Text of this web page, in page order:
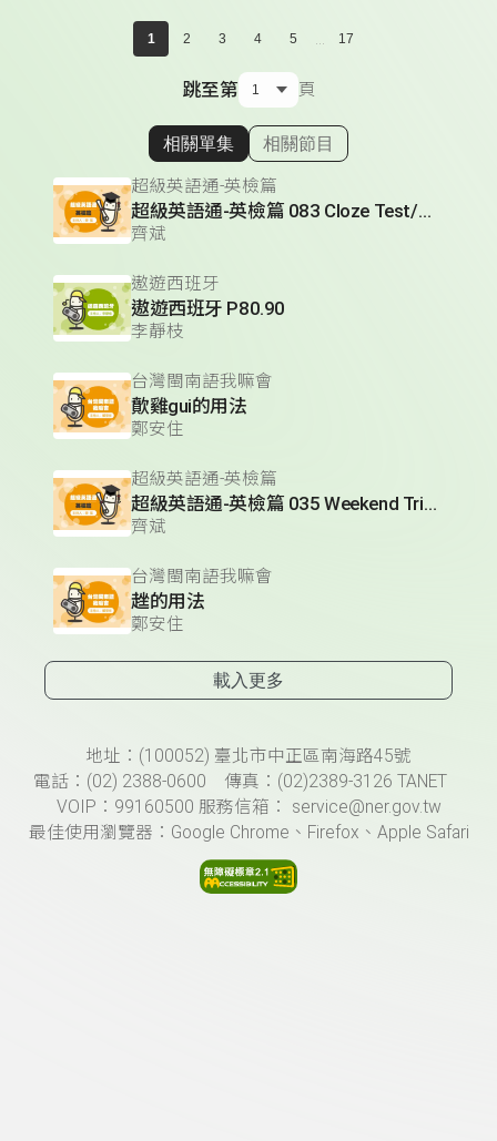
1 2 3 4 5 ... 17
跳至第 頁
顯示相關單集
相關單集 相關節目
超級英語通-英檢篇
超級英語通-英檢篇 083 Cloze Test/段落填空-13
齊斌
遨遊西班牙
遨遊西班牙 P80.90
李靜枝
台灣閩南語我嘛會
歕雞gui的用法
鄭安住
超級英語通-英檢篇
超級英語通-英檢篇 035 Weekend Trip- 週末旅遊
齊斌
台灣閩南語我嘛會
趖的用法
鄭安住
載入更多
頁尾資訊地址：(100052) 臺北市中正區南海路45號
電話：(02) 2388-0600 傳真：(02)2389-3126 TANET
VOIP：99160500 服務信箱： service@ner.gov.tw
最佳使用瀏覽器：Google Chrome、Firefox、Apple Safari